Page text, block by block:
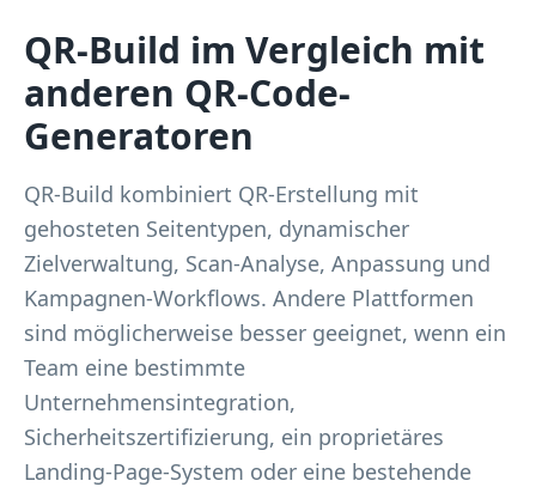
QR-Build im Vergleich mit
anderen QR-Code-
Generatoren
QR-Build kombiniert QR-Erstellung mit
gehosteten Seitentypen, dynamischer
Zielverwaltung, Scan-Analyse, Anpassung und
Kampagnen-Workflows. Andere Plattformen
sind möglicherweise besser geeignet, wenn ein
Team eine bestimmte
Unternehmensintegration,
Sicherheitszertifizierung, ein proprietäres
Landing-Page-System oder eine bestehende